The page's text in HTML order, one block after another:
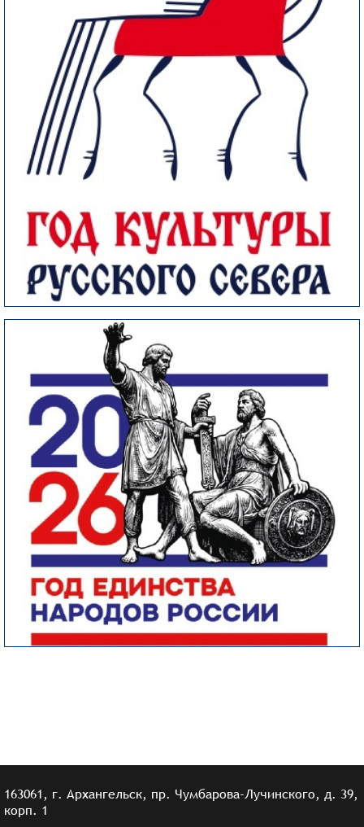
163061, г. Архангельск, пр. Чумбарова-Лучинского, д. 39,
корп. 1